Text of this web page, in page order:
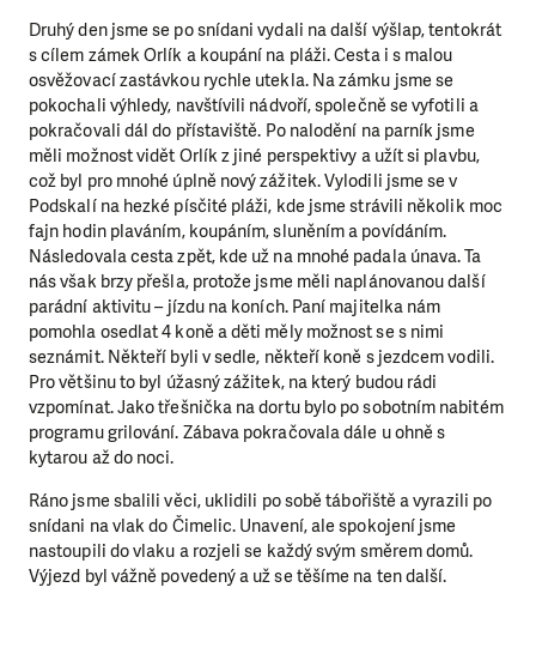
Druhý den jsme se po snídani vydali na další výšlap, tentokrát
s cílem zámek Orlík a koupání na pláži. Cesta i s malou
osvěžovací zastávkou rychle utekla. Na zámku jsme se
pokochali výhledy, navštívili nádvoří, společně se vyfotili a
pokračovali dál do přístaviště. Po nalodění na parník jsme
měli možnost vidět Orlík z jiné perspektivy a užít si plavbu,
což byl pro mnohé úplně nový zážitek. Vylodili jsme se v
Podskalí na hezké písčité pláži, kde jsme strávili několik moc
fajn hodin plaváním, koupáním, sluněním a povídáním.
Následovala cesta zpět, kde už na mnohé padala únava. Ta
nás však brzy přešla, protože jsme měli naplánovanou další
parádní aktivitu – jízdu na koních. Paní majitelka nám
pomohla osedlat 4 koně a děti měly možnost se s nimi
seznámit. Někteří byli v sedle, někteří koně s jezdcem vodili.
Pro většinu to byl úžasný zážitek, na který budou rádi
vzpomínat. Jako třešnička na dortu bylo po sobotním nabitém
programu grilování. Zábava pokračovala dále u ohně s
kytarou až do noci.
Ráno jsme sbalili věci, uklidili po sobě tábořiště a vyrazili po
snídani na vlak do Čimelic. Unavení, ale spokojení jsme
nastoupili do vlaku a rozjeli se každý svým směrem domů.
Výjezd byl vážně povedený a už se těšíme na ten další.